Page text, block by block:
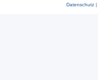
Datenschutz|